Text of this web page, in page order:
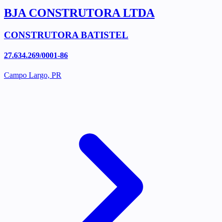
BJA CONSTRUTORA LTDA
CONSTRUTORA BATISTEL
27.634.269/0001-86
Campo Largo, PR